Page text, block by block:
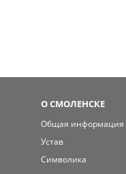
О СМОЛЕНСКЕ
Общая информация
Устав
Символика